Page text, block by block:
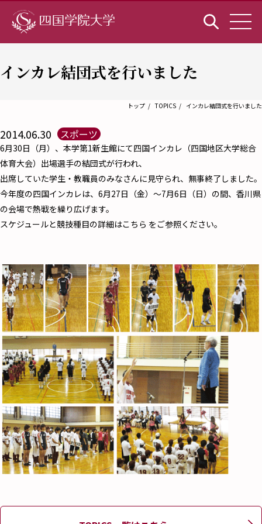
インカレ結団式を行いました
トップ TOPICS インカレ結団式を行いました
2014.06.30 スポーツ
6月30日（月）、本学第1新生館にて四国インカレ（四国地区大学総合
体育大会）出場選手の結団式が行われ、
出席していた学生・教職員のみなさんに見守られ、無事終了しました。
今年度の四国インカレは、6月27日（金）～7月6日（日）の間、香川県
の会場で熱戦を繰り広げます。
スケジュールと競技種目の詳細はこちら をご参照ください。